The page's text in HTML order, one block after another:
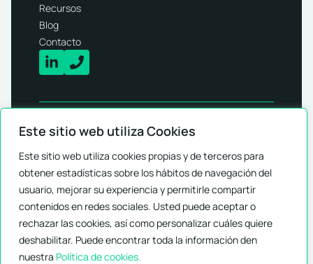
Este sitio web utiliza Cookies
Este sitio web utiliza cookies propias y de terceros para
obtener estadísticas sobre los hábitos de navegación del
usuario, mejorar su experiencia y permitirle compartir
contenidos en redes sociales. Usted puede aceptar o
rechazar las cookies, así como personalizar cuáles quiere
deshabilitar. Puede encontrar toda la información den
nuestra Política de cookies.
Recursos
Blog
Contacto
© 2026 - Arold Solutions SL.
Todos los derechos
reservados